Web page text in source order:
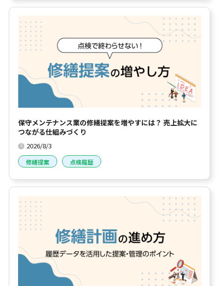
保守メンテナンス業の修繕提案を増やすには？ 売上拡大に
つながる仕組みづくり
2026/8/3
修繕提案 点検履歴